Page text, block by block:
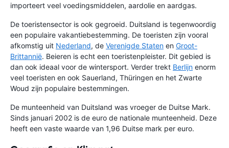
importeert veel voedingsmiddelen, aardolie en aardgas.
De toeristensector is ook gegroeid. Duitsland is tegenwoordig
een populaire vakantiebestemming. De toeristen zijn vooral
afkomstig uit Nederland, de Verenigde Staten en Groot-
Brittannië. Beieren is echt een toeristenpleister. Dit gebied is
dan ook ideaal voor de wintersport. Verder trekt Berlijn enorm
veel toeristen en ook Sauerland, Thüringen en het Zwarte
Woud zijn populaire bestemmingen.
De munteenheid van Duitsland was vroeger de Duitse Mark.
Sinds januari 2002 is de euro de nationale munteenheid. Deze
heeft een vaste waarde van 1,96 Duitse mark per euro.